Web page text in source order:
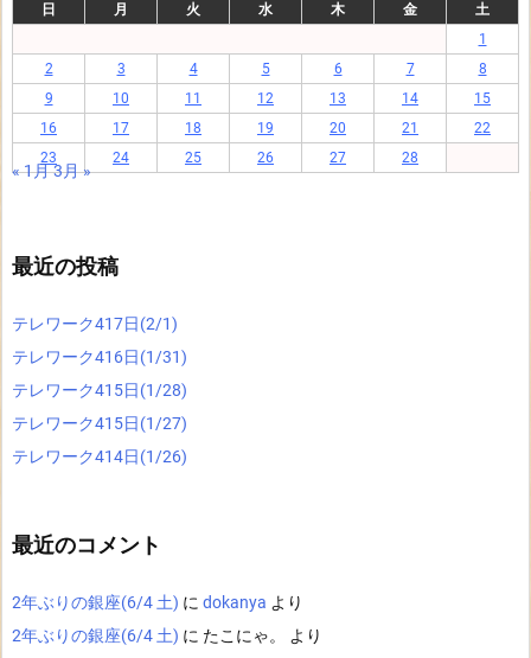
日
月 火 水 木 金
土
1
2
3 4 5 6 7
8
9
10 11 12 13 14
15
16
17 18 19 20 21
22
23
24 25 26 27 28
« 1月3月 »
最近の投稿
テレワーク417日(2/1)
テレワーク416日(1/31)
テレワーク415日(1/28)
テレワーク415日(1/27)
テレワーク414日(1/26)
最近のコメント
2年ぶりの銀座(6/4 土) に dokanya より
2年ぶりの銀座(6/4 土) に たこにゃ。
より